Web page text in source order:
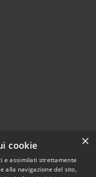
di feedback ×
cookie
e assimilati strettamente
alla navigazione del sito,